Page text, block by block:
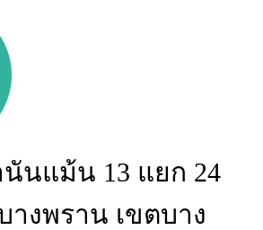
นันแม้น 13 แยก 24
างพราน เขตบาง